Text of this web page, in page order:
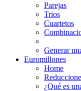
Parejas
Trios
Cuartetos
Generar
Euromillones
Home
¿Qué es